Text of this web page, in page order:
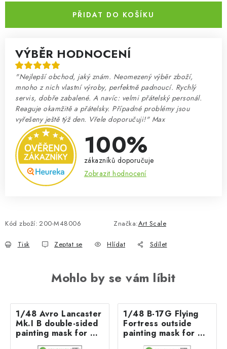
PŘIDAT DO KOŠÍKU
VÝBĚR HODNOCENÍ
"Nejlepší obchod, jaký znám. Neomezený výběr zboží,
mnoho z nich vlastní výroby, perfektně padnoucí. Rychlý
servis, dobře zabalené. A navíc: velmi přátelský personál.
Reaguje okamžitě a přátelsky. Případné problémy jsou
vyřešeny ještě týž den. Vřele doporučuji!" Max
100%
zákazníků doporučuje
Zobrazit hodnocení
Kód zboží: 200-M48006 Značka:Art Scale
Tisk Zeptat se Hlídat Sdílet
Mohlo by se vám líbit
1/48 Avro Lancaster
Mk.I B double-sided
painting mask for HK
Models
1/48 B-17G Flying
Fortress outside
painting mask for HK
Models